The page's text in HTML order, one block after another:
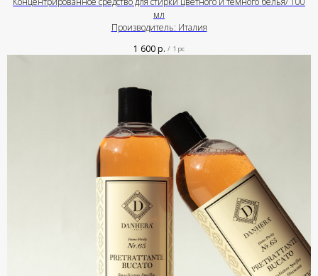
мл
Производитель: Италия
1 600р. / 1 pc